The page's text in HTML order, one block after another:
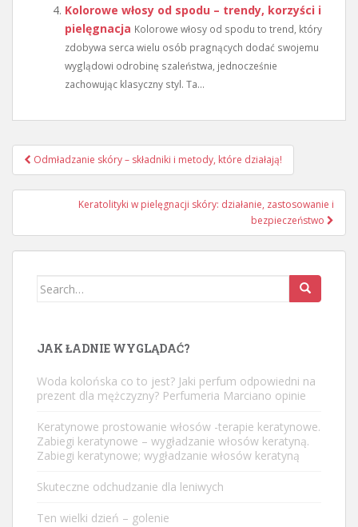
Kolorowe włosy od spodu – trendy, korzyści i
pielęgnacja Kolorowe włosy od spodu to trend, który
zdobywa serca wielu osób pragnących dodać swojemu
wyglądowi odrobinę szaleństwa, jednocześnie
zachowując klasyczny styl. Ta...
Nawigacja
wpisu
Odmładzanie skóry – składniki i metody, które działają!
Keratolityki w pielęgnacji skóry: działanie, zastosowanie i
bezpieczeństwo
Search
JAK ŁADNIE WYGLĄDAĆ?
Woda kolońska co to jest? Jaki perfum odpowiedni na
prezent dla mężczyzny? Perfumeria Marciano opinie
Keratynowe prostowanie włosów -terapie keratynowe.
Zabiegi keratynowe – wygładzanie włosów keratyną.
Zabiegi keratynowe; wygładzanie włosów keratyną
Skuteczne odchudzanie dla leniwych
Ten wielki dzień – golenie